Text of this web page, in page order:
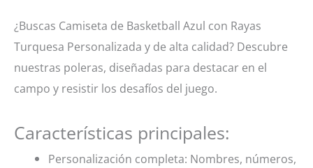
¿Buscas Camiseta de Basketball Azul con Rayas
Turquesa Personalizada y de alta calidad? Descubre
nuestras poleras, diseñadas para destacar en el
campo y resistir los desafíos del juego.
Características principales:
Personalización completa: Nombres, números,